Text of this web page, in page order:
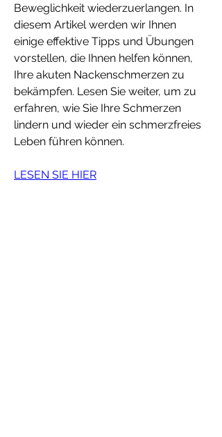
Beweglichkeit wiederzuerlangen. In
diesem Artikel werden wir Ihnen
einige effektive Tipps und Übungen
vorstellen, die Ihnen helfen können,
Ihre akuten Nackenschmerzen zu
bekämpfen. Lesen Sie weiter, um zu
erfahren, wie Sie Ihre Schmerzen
lindern und wieder ein schmerzfreies
Leben führen können.
LESEN SIE HIER